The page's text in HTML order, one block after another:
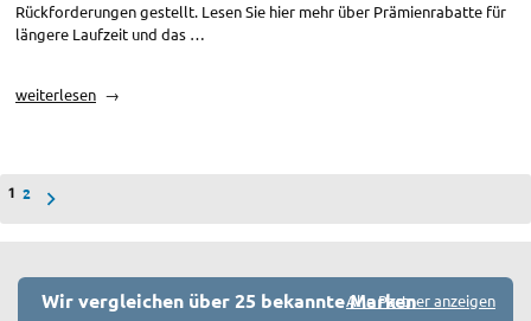
Rückforderungen gestellt. Lesen Sie hier mehr über Prämienrabatte für
längere Laufzeit und das …
„Versicherungsprämie
weiterlesen
Seitennummerierung
1 2
Wir vergleichen über 25 bekannte MarkenAlle Partner anzeigen